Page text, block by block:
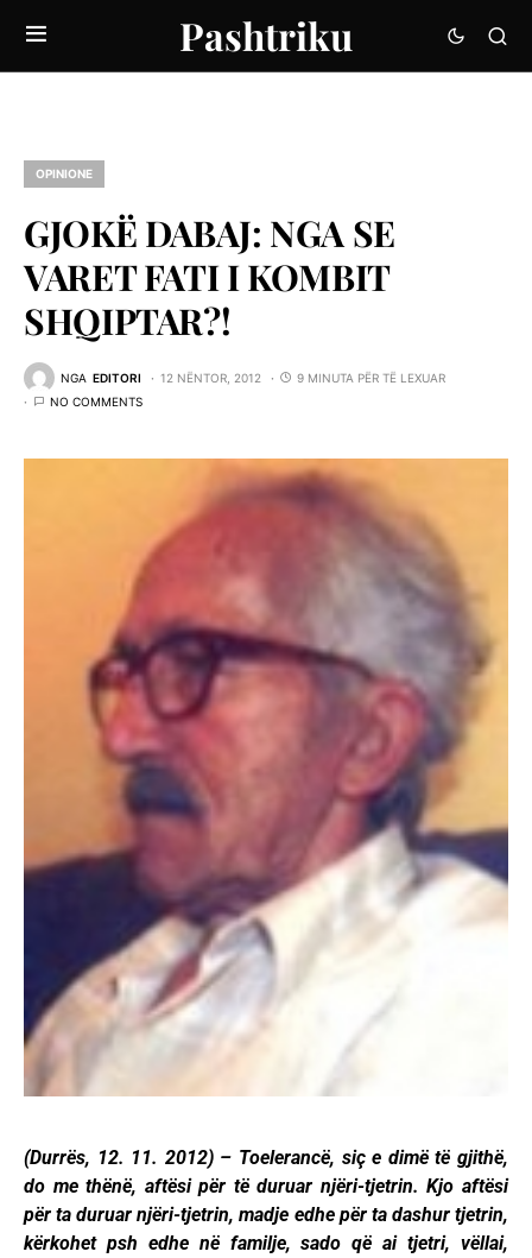
Pashtriku
OPINIONE
GJOKË DABAJ: NGA SE
VARET FATI I KOMBIT
SHQIPTAR?!
NGA EDITORI 12 NËNTOR, 2012
9 MINUTA PËR TË LEXUAR
NO COMMENTS
(Durrës, 12. 11. 2012) – Toelerancë, siç e dimë të gjithë,
do me thënë, aftësi për të duruar njëri-tjetrin. Kjo aftësi
për ta duruar njëri-tjetrin, madje edhe për ta dashur tjetrin,
kërkohet psh edhe në familje, sado që ai tjetri, vëllai,